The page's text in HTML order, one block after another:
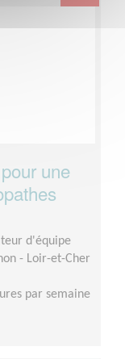
une
d'équipe
- Loir-et-Cher
par semaine